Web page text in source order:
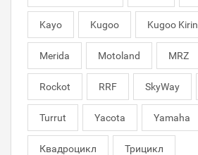
Kayo Kugoo Kugoo Kirin
Merida Motoland MRZ
Rockot RRF SkyWay
Turrut Yacota Yamaha
Квадроцикл Трицикл